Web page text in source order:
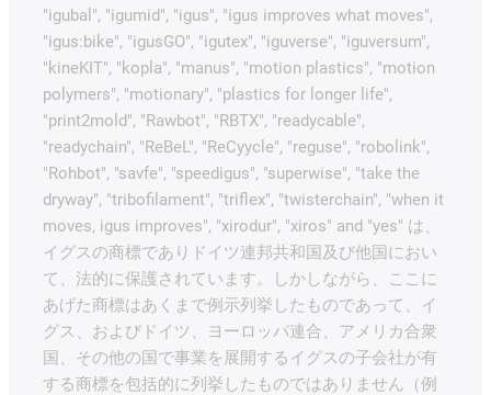
"igubal", "igumid", "igus", "igus improves what moves",
"igus:bike", "igusGO", "igutex", "iguverse", "iguversum",
"kineKIT", "kopla", "manus", "motion plastics", "motion
polymers", "motionary", "plastics for longer life",
"print2mold", "Rawbot", "RBTX", "readycable",
"readychain", "ReBeL", "ReCyycle", "reguse", "robolink",
"Rohbot", "savfe", "speedigus", "superwise", "take the
dryway", "tribofilament", "triflex", "twisterchain", "when it
moves, igus improves", "xirodur", "xiros" and "yes" は、
イグスの商標でありドイツ連邦共和国及び他国におい
て、法的に保護されています。しかしながら、ここに
あげた商標はあくまで例示列挙したものであって、イ
グス、およびドイツ、ヨーロッパ連合、アメリカ合衆
国、その他の国で事業を展開するイグスの子会社が有
する商標を包括的に列挙したものではありません（例